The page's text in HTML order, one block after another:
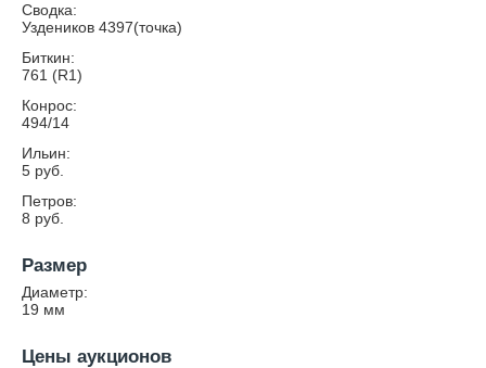
Сводка:
Уздеников 4397(точка)
Биткин:
761 (R1)
Конрос:
494/14
Ильин:
5 руб.
Петров:
8 руб.
Размер
Диаметр:
19 мм
Цены аукционов